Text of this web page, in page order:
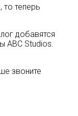
теперь
добавятся
ABC Studios.
звоните